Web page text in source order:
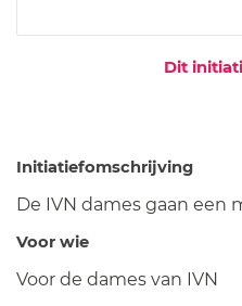
Dit
Initiatiefomschrijving
De IVN dames gaan een
Voor wie
Voor de dames van IVN